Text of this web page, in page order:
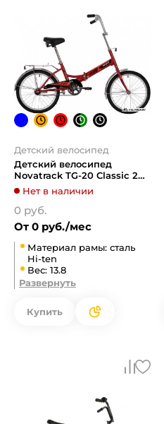
Детский велосипед
Детский велосипед
Novatrack TG-20 Classic 201
2020 20FTG201.RD20
(красный)
Нет в наличии
0 руб.
От 0 руб./мес
Материал рамы: сталь
Hi-ten
Вес: 13.8
Развернуть
Купить